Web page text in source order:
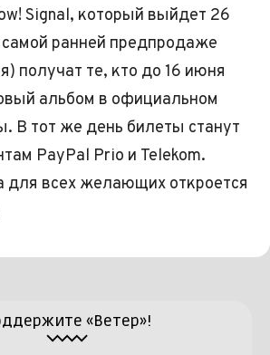
Signal, который выйдет 26
ранней предпродаже
получат те, кто до 16 июня
альбом в официальном
В тот же день билеты станут
PayPal Prio и Telekom.
всех желающих откроется
«Ветер»!